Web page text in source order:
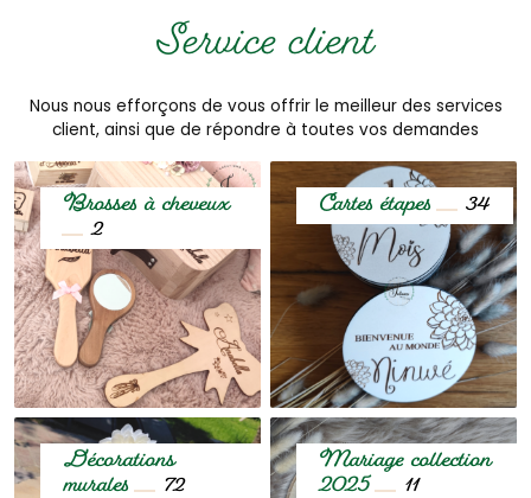
Service client
Nous nous efforçons de vous offrir le meilleur des services
client, ainsi que de répondre à toutes vos demandes
Brosses à cheveux
2
Cartes étapes 34
Décorations
murales 72
Mariage collection
2025 11